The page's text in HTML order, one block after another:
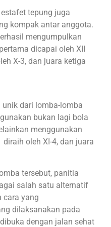
tepung juga
kompak antar anggota.
mengumpulkan
dicapai oleh XII
X-3, dan juara ketiga
dari lomba-lomba
bukan lagi bola
menggunakan
oleh XI-4, dan juara
tersebut, panitia
salah satu alternatif
cara yang
dilaksanakan pada
dengan jalan sehat